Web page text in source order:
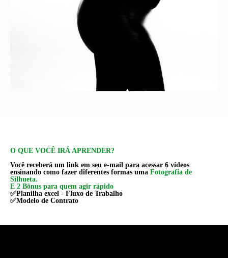
O QUE VOCÊ IRÁ APRENDER?
Você receberá um link em seu e-mail para acessar 6 vídeos
ensinando como fazer diferentes formas uma Fotografia de
Silhueta.
E 2 Bônus para quem agir rápido
✅Planilha excel - Fluxo de Trabalho
✅Modelo de Contrato